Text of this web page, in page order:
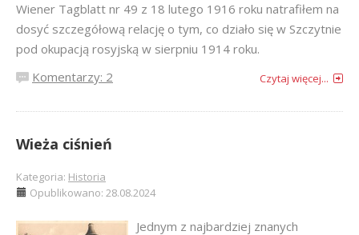
Wiener Tagblatt nr 49 z 18 lutego 1916 roku natrafiłem na
dosyć szczegółową relację o tym, co działo się w Szczytnie
pod okupacją rosyjską w sierpniu 1914 roku.
Komentarzy: 2
Czytaj więcej...
Wieża ciśnień
Kategoria: Historia
Opublikowano: 28.08.2024
Jednym z najbardziej znanych